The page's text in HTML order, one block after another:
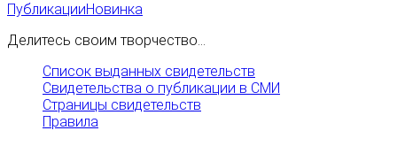
ПубликацииНовинка
Делитесь своим творчество...
Список выданных свидетельств
Свидетельства о публикации в СМИ
Страницы свидетельств
Правила